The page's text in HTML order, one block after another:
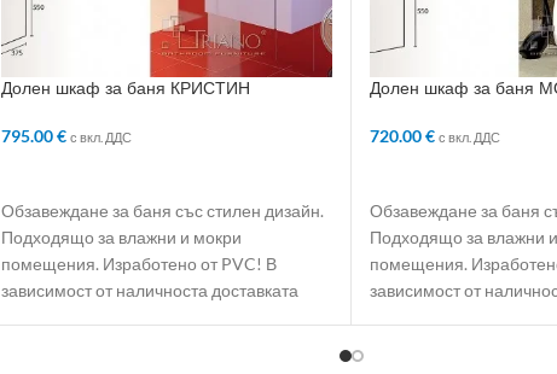
Долен шкаф за баня КРИСТИН
795.00€ с вкл. ДДС
Обзавеждане за баня със стилен дизайн.
Подходящо за влажни и мокри
помещения. Изработено от PVC! В
зависимост от наличноста доставката
Долен шкаф за баня
720.00€ с вкл. ДДС
Обзавеждане за баня
Подходящо за влажни
помещения.
зависимост от